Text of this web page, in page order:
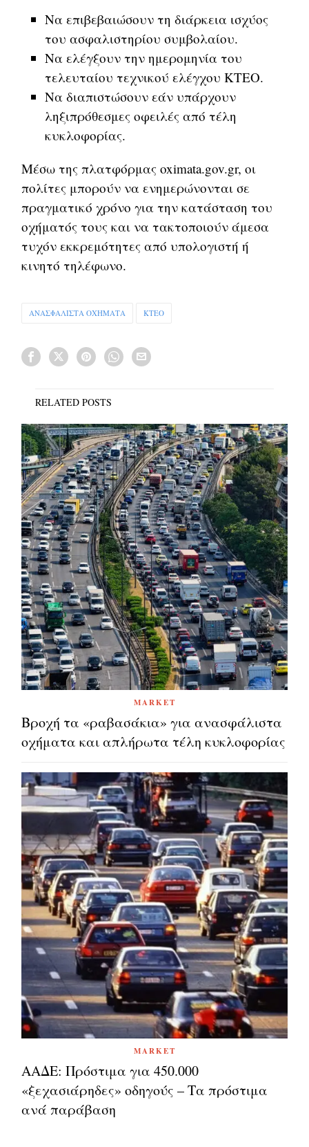
Να επιβεβαιώσουν τη διάρκεια ισχύος
του ασφαλιστηρίου συμβολαίου.
Να ελέγξουν την ημερομηνία του
τελευταίου τεχνικού ελέγχου ΚΤΕΟ.
Να διαπιστώσουν εάν υπάρχουν
ληξιπρόθεσμες οφειλές από τέλη
κυκλοφορίας.
Μέσω της πλατφόρμας oximata.gov.gr, οι
πολίτες μπορούν να ενημερώνονται σε
πραγματικό χρόνο για την κατάσταση του
οχήματός τους και να τακτοποιούν άμεσα
τυχόν εκκρεμότητες από υπολογιστή ή
κινητό τηλέφωνο.
ΑΝΑΣΦΑΛΙΣΤΑ ΟΧΗΜΑΤΑ ΚΤΕΟ
RELATED POSTS
MARKET
Βροχή τα «ραβασάκια» για ανασφάλιστα
οχήματα και απλήρωτα τέλη κυκλοφορίας
MARKET
ΑΑΔΕ: Πρόστιμα για 450.000
«ξεχασιάρηδες» οδηγούς – Τα πρόστιμα
ανά παράβαση